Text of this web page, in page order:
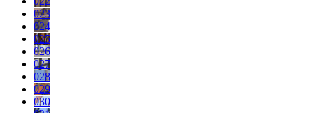
023
024
025
026
027
028
029
030